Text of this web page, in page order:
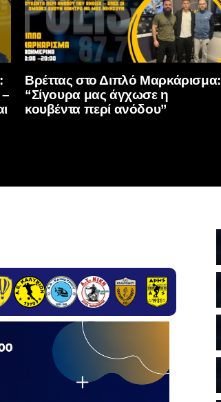
Βρέττας στο Διπλό Μαρκάρισμα:
“Σίγουρα μας άγχωσε η
κουβέντα περί ανόδου”